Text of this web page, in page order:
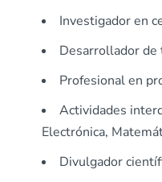
Investigador en
Desarrollador de
Profesional en
Actividades
Electrónica,
Divulgador